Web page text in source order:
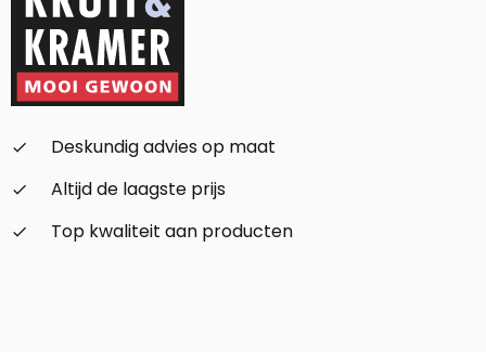
check_small
Deskundig advies op maat
check_small
Altijd de laagste prijs
check_small
Top kwaliteit aan producten